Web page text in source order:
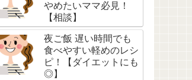
やめたいママ必見！
【相談】
夜ご飯 遅い時間でも
食べやすい軽めのレシ
ピ！【ダイエットにも
◎】